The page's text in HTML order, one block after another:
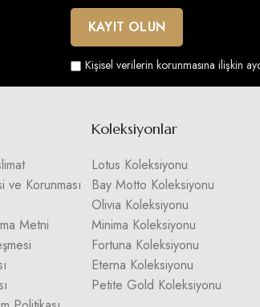
Kişisel verilerin korunmasına ilişkin
ve Korunması
Metni
Koleksiyonlar
Lotus Koleksiyonu
Bay Motto Koleksiyonu
Olivia Koleksiyonu
Minima Koleksiyonu
Fortuna Koleksiyonu
Eterna Koleksiyonu
Petite Gold Koleksiyonu